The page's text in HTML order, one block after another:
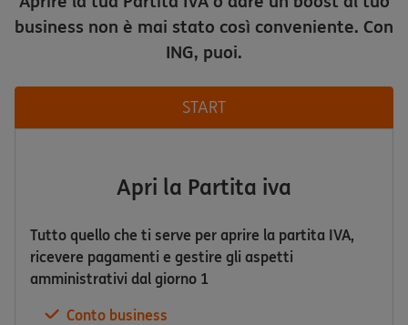
business non è mai stato così conveniente. Con
ING, puoi.
START
Apri la Partita iva
Tutto quello che ti serve per aprire la partita IVA,
ricevere pagamenti e gestire gli aspetti
amministrativi dal giorno 1
Conto business